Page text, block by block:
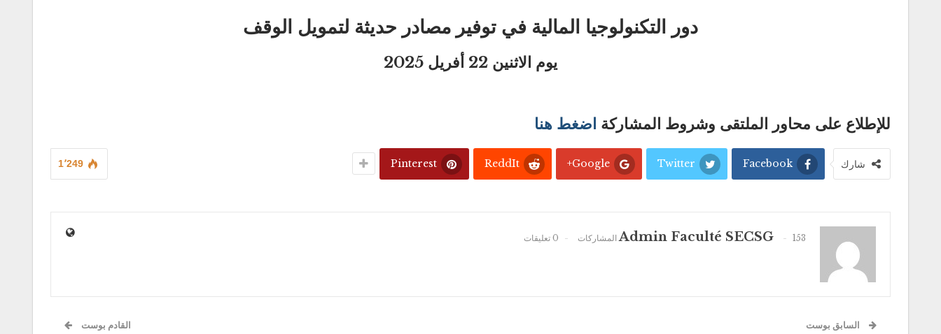
دور التكنولوجيا المالية في توفير مصادر حديثة لتمويل الوقف
يوم الاثنين 22 أفريل 2025
للإطلاع على محاور الملتقى وشروط المشاركة اضغط هنا
1٬249 شارك Facebook
Twitter
Google+
ReddIt
Pinterest
Admin Faculté SECSG 153 المشاركات 0 تعليقات
السابق بوست القادم بوست